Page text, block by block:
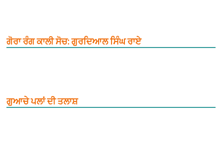
ਗੋਰਾ ਰੰਗ ਕਾਲੀ ਸੋਚ: ਗੁਰਦਿਆਲ ਸਿੰਘ ਰਾਏ
ਗੁਆਚੇ ਪਲਾਂ ਦੀ ਤਲਾਸ਼